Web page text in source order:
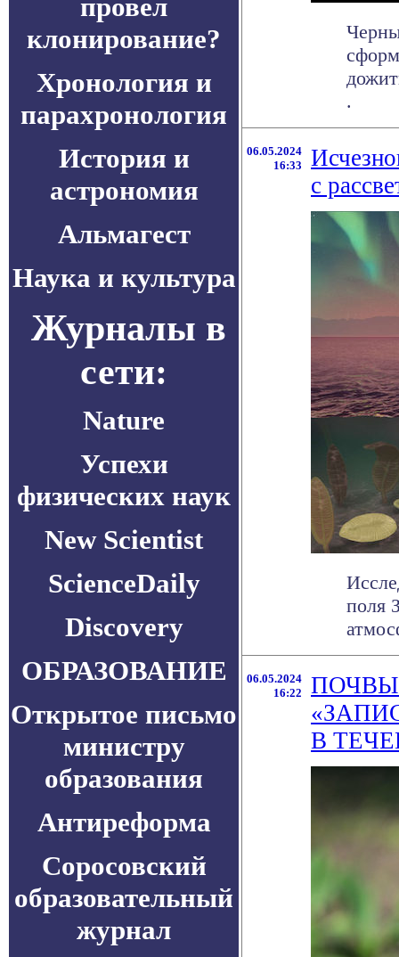
провел
клонирование?
Хронология и
парахронология
История и
астрономия
Альмагест
Наука и культура
Журналы в
сети:
Nature
Успехи
физических наук
New Scientist
ScienceDaily
Discovery
ОБРАЗОВАНИЕ
Открытое письмо
министру
образования
Антиреформа
Соросовский
образовательный
журнал
.
06.05.2024
16:33
с
поля
06.05.2024
16:22
ПОЧВЫ
В